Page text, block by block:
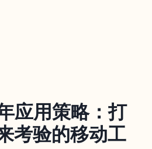
应用策略：打
考验的移动工